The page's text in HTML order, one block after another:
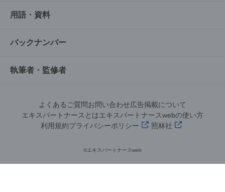
用語・資料
バックナンバー
執筆者・監修者
よくあるご質問お問い合わせ広告掲載について
エキスパートナースとはエキスパートナースwebの使い方
利用規約プライバシーポリシー 照林社
©︎エキスパートナースweb